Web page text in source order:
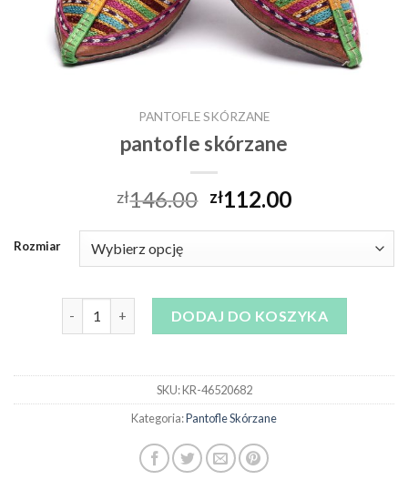
PANTOFLE SKÓRZANE
pantofle skórzane
zł146.00 zł112.00
Rozmiar
DODAJ DO KOSZYKA
SKU:KR-46520682
Kategoria:Pantofle Skórzane